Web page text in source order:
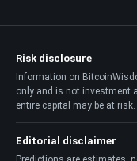
Risk disclosure
Information on
only and is not investment
entire capital may be at risk.
Editorial disclaimer